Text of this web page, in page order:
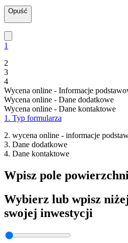
Opuść
1
2
3
4
Wycena online - Informacje
Wycena online - Dane dodatkowe
Wycena online - Dane kontaktowe
1. Typ formularza
2. wycena online - informacje
3. Dane dodatkowe
4. Dane kontaktowe
Wpisz pole
Wybierz lub wpisz
swojej inwestycji